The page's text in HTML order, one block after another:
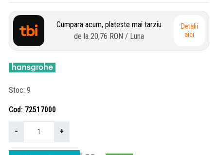
Cumpara acum, plateste mai tarziu
de la 20,76 RON / Luna
Detalii
aici
Stoc 9
Cod 72517000
− +